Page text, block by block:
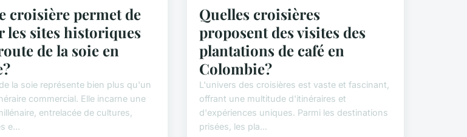
croisière permet de
les sites historiques
de la soie en
la soie représente bien plus qu'un
commercial. Elle incarne une
entrelacée de cultures,
e...
Quelles croisières
proposent des visites des
plantations de café en
Colombie?
L'univers des croisières est vaste et fascinant,
offrant une multitude d'itinéraires et
d'expériences uniques. Parmi les destinations
prisées, les pla...